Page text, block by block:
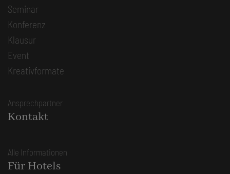
Seminar
Konferenz
Klausur
Event
Kreativformate
Ansprechpartner
Kontakt
Alle Informationen
Für Hotels